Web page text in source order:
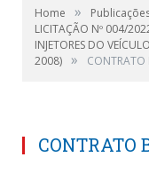
Home »
LICITAÇÃO Nº 004/
INJETORES DO
2008) » CONTRATO
CONTRATO